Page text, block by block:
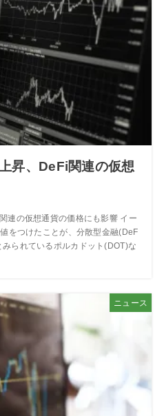
昇、DeFi関連の仮想
連の仮想通貨の価格にも影響 イー
をつけたことが、分散型金融(DeF
られているポルカドット(DOT)な
ニュース